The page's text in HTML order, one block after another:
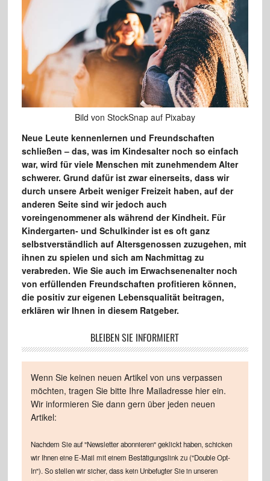
Bild von StockSnap auf Pixabay
Neue Leute kennenlernen und Freundschaften
schließen – das, was im Kindesalter noch so einfach
war, wird für viele Menschen mit zunehmendem Alter
schwerer. Grund dafür ist zwar einerseits, dass wir
durch unsere Arbeit weniger Freizeit haben, auf der
anderen Seite sind wir jedoch auch
voreingenommener als während der Kindheit. Für
Kindergarten- und Schulkinder ist es oft ganz
selbstverständlich auf Altersgenossen zuzugehen, mit
ihnen zu spielen und sich am Nachmittag zu
verabreden. Wie Sie auch im Erwachsenenalter noch
von erfüllenden Freundschaften profitieren können,
die positiv zur eigenen Lebensqualität beitragen,
erklären wir Ihnen in diesem Ratgeber.
BLEIBEN SIE INFORMIERT
Wenn Sie keinen neuen Artikel von uns verpassen
möchten, tragen Sie bitte Ihre Mailadresse hier ein.
Wir informieren Sie dann gern über jeden neuen
Artikel:
Nachdem Sie auf "Newsletter abonnieren" geklickt haben, schicken
wir Ihnen eine E-Mail mit einem Bestätigungslink zu ("Double Opt-
In"). So stellen wir sicher, dass kein Unbefugter Sie in unseren